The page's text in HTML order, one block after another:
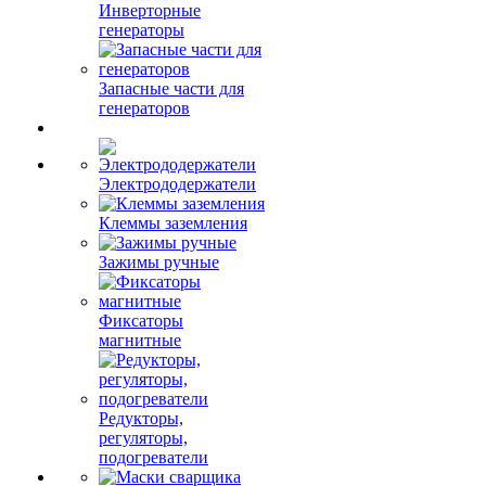
Инверторные
генераторы
Запасные части для
генераторов
Электрододержатели
Клеммы заземления
Зажимы ручные
Фиксаторы
магнитные
Редукторы,
регуляторы,
подогреватели